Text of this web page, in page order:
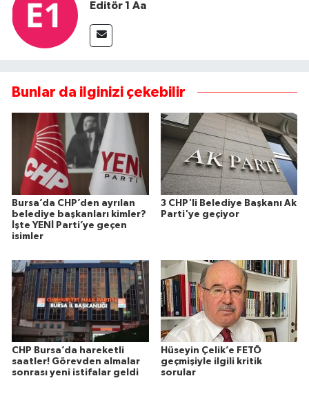
Editör 1 Aa
Bunlar da ilginizi çekebilir
Bursa’da CHP’den ayrılan
belediye başkanları kimler?
İşte YENİ Parti’ye geçen
isimler
3 CHP'li Belediye Başkanı Ak
Parti'ye geçiyor
CHP Bursa’da hareketli
saatler! Görevden almalar
sonrası yeni istifalar geldi
Hüseyin Çelik’e FETÖ
geçmişiyle ilgili kritik
sorular